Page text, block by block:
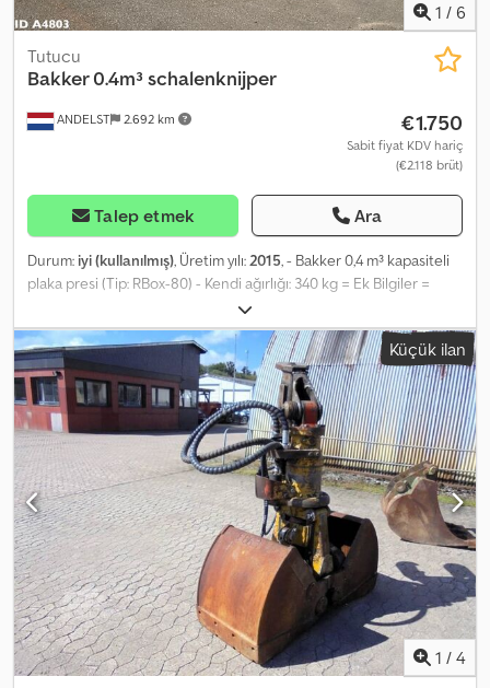
1 / 6
ANDELST 2.692 km
Tutucu
Bakker 0.4m³ schalenknijper
€1.750
Sabit fiyat KDV hariç
(€2.118 brüt)
Talep etmek Ara
Durum: iyi (kullanılmış), Üretim yılı:2015, - Bakker 0,4 m³ kapasiteli
plaka presi (Tip: RBox-80) - Kendi ağırlığı: 340 kg = Ek Bilgiler =
Dedozp Ruujpfx Ah Reck Ölçüler (U x G x Y): 82 x 140 x 100 cm
Teknik durumu: iyi Görünüm durumu: iyi Üretici: Clean Mat Trucks
B.V. Wageningsestraat 17, 6673DB ANDELST, NL
Küçük ilan
1 / 4